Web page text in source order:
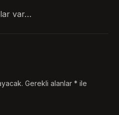
var…
Gerekli alanlar* ile